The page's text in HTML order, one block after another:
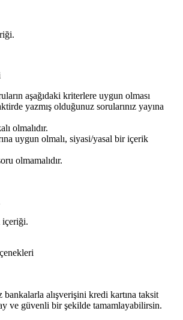
aşağıdaki kriterlere uygun olması
yazmış olduğunuz sorularınız yayına
olmalıdır.
uygun olmalı, siyasi/yasal bir içerik
olmamalıdır.
içeriği.
bankalarla alışverişini kredi kartına taksit
ve güvenli bir şekilde tamamlayabilirsin.